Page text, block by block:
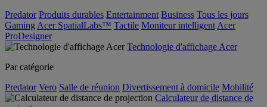
Predator Produits durables Entertainment Business Tous les jours
Gaming Acer SpatialLabs™ Tactile Moniteur intelligent Acer
ProDesigner
Technologie d'affichage Acer
Par catégorie
Predator Vero Salle de réunion Divertissement à domicile Mobilité
Calculateur de distance de